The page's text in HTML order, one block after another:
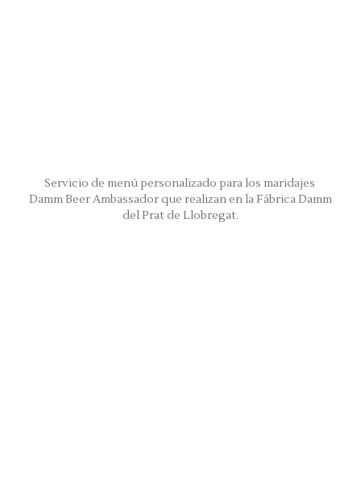
Servicio de menú personalizado para los maridajes
Damm Beer Ambassador que realizan en la Fábrica Damm
del Prat de Llobregat.